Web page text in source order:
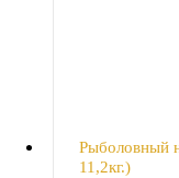
Рыболовный
11,2кг.)